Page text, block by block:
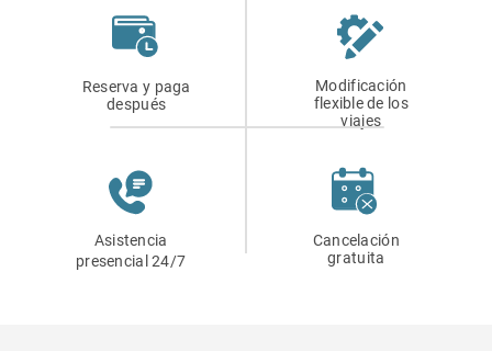
Reserva y paga
después
Modificación
flexible de los
viajes
Cancelación
gratuita
Asistencia
presencial 24/7